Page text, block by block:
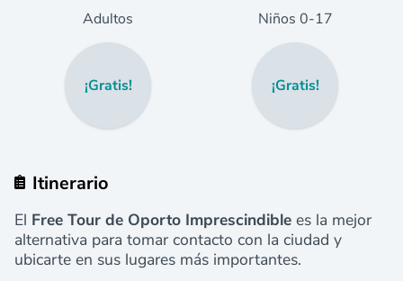
Adultos
¡Gratis!
Niños 0-17
¡Gratis!
Itinerario
El Free Tour de Oporto Imprescindible es la mejor
alternativa para tomar contacto con la ciudad y
ubicarte en sus lugares más importantes.